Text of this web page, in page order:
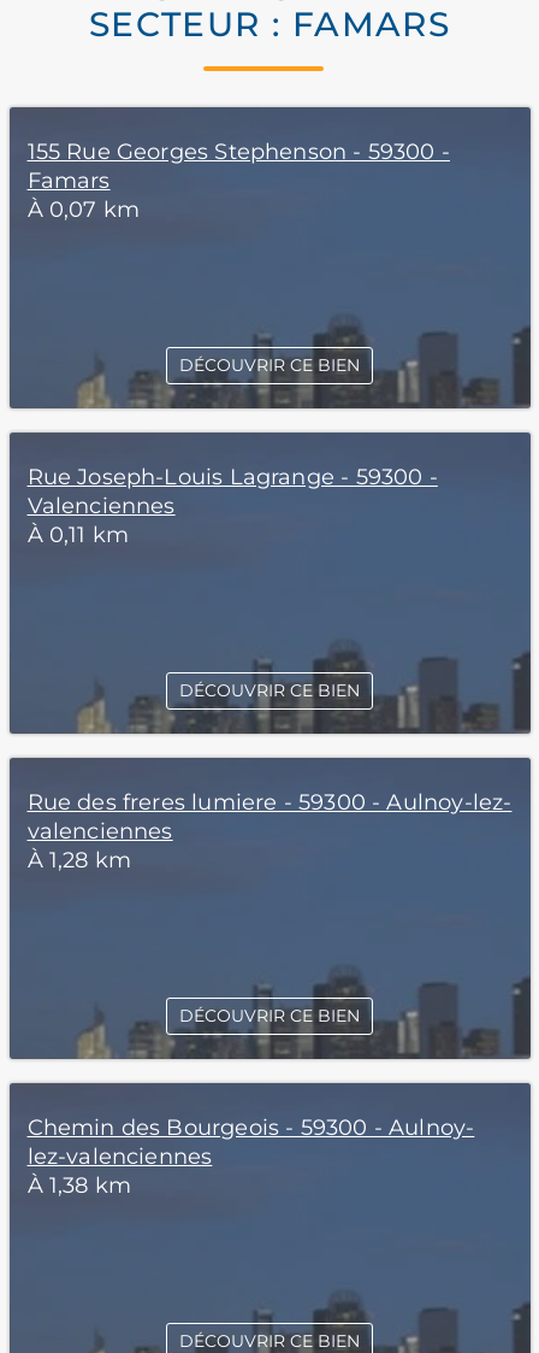
SECTEUR : FAMARS
155 Rue Georges Stephenson - 59300 -
Famars
À 0,07 km
DÉCOUVRIR CE BIEN
Rue Joseph-Louis Lagrange - 59300 -
Valenciennes
À 0,11 km
DÉCOUVRIR CE BIEN
Rue des freres lumiere - 59300 - Aulnoy-lez-
valenciennes
À 1,28 km
DÉCOUVRIR CE BIEN
Chemin des Bourgeois - 59300 - Aulnoy-
lez-valenciennes
À 1,38 km
DÉCOUVRIR CE BIEN